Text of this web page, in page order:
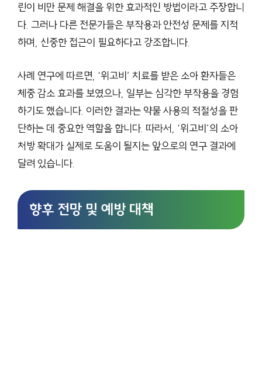
린이 비만 문제 해결을 위한 효과적인 방법이라고 주장합니
다. 그러나 다른 전문가들은 부작용과 안전성 문제를 지적
하며, 신중한 접근이 필요하다고 강조합니다.
사례 연구에 따르면, ‘위고비’ 치료를 받은 소아 환자들은
체중 감소 효과를 보였으나, 일부는 심각한 부작용을 경험
하기도 했습니다. 이러한 결과는 약물 사용의 적절성을 판
단하는 데 중요한 역할을 합니다. 따라서, ‘위고비’의 소아
처방 확대가 실제로 도움이 될지는 앞으로의 연구 결과에
달려 있습니다.
향후 전망 및 예방 대책